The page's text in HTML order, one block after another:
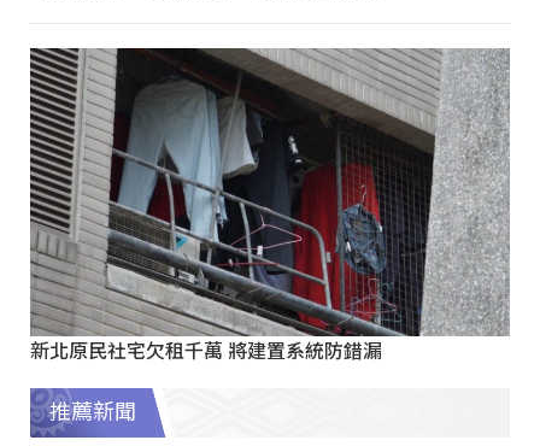
新北原民社宅欠租千萬 將建置系統防錯漏
推薦新聞